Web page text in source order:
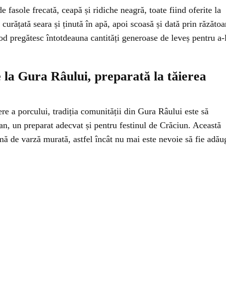
fasole frecată, ceapă și ridiche neagră, toate fiind oferite la
seara și ținută în apă, apoi scoasă și dată prin
pregătesc întotdeauna cantități generoase de leveș pentru
la Gura Râului, preparată la tăierea
a porcului, tradiția comunității din Gura Râului este să
un preparat adecvat și pentru festinul de Crăciun. Această
de varză murată, astfel încât nu mai este nevoie să fie